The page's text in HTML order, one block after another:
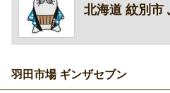
北海道 紋別市
羽田市場 ギンザセブン